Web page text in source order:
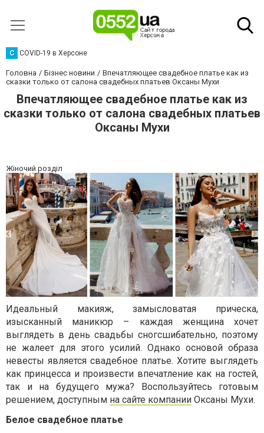
C COVID-19 в Херсоне
Головна Бізнес новини
Впечатляющее свадебное платье как из
сказки только от салона свадебных платьев Оксаны Мухи
Впечатляющее свадебное платье как из
сказки только от салона свадебных платьев
Оксаны Мухи
Жіночий розділ
Идеальный макияж, замысловатая прическа,
изысканный маникюр – каждая женщина хочет
выглядеть в день свадьбы сногсшибательно, поэтому
не жалеет для этого усилий. Однако основой образа
невесты является свадебное платье. Хотите выглядеть
как принцесса и произвести впечатление как на гостей,
так и на будущего мужа? Воспользуйтесь готовым
решением, доступным на сайте компании Оксаны Мухи.
Белое свадебное платье